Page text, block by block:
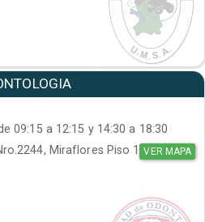
09:15 a 12:15 y 14:30 a 18:30
Miraflores Piso 1 VER MAPA